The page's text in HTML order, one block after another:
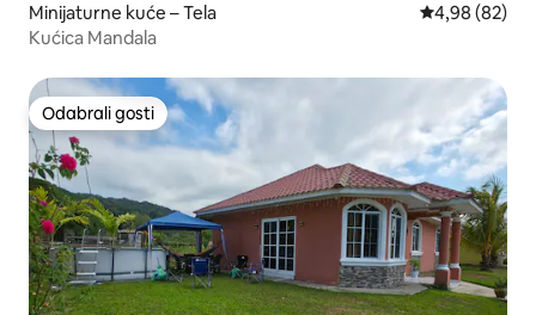
Minijaturne kuće – Tela Prosječna
4,98 (82)
Kućica Mandala
Odabrali gosti
Odabrali gosti